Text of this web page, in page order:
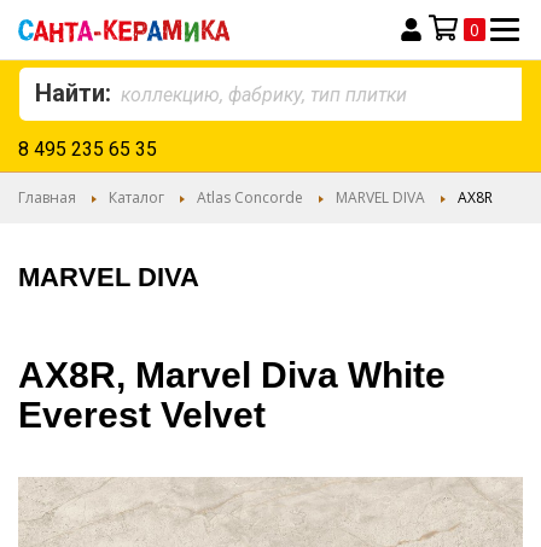
Моя корзина
0
Найти:
8 495 235 65 35
Главная Каталог Atlas Concorde MARVEL DIVA AX8R
MARVEL DIVA
AX8R, Marvel Diva White
Everest Velvet